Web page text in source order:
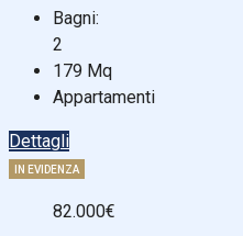
Bagni:
2
179 Mq
Appartamenti
Dettagli
IN EVIDENZA
82.000€